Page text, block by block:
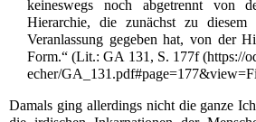
keineswegs noch abgetrennt von
Hierarchie, die zunächst zu
Veranlassung gegeben hat, von der
Form.“ (Lit.:GA 131, S. 177f
Damals ging allerdings nicht die ganze